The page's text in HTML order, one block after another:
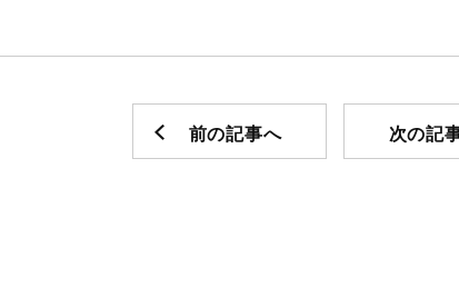
前の記事へ 次の記